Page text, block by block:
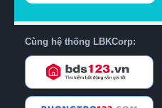
Cùng hệ thống LBKCorp: